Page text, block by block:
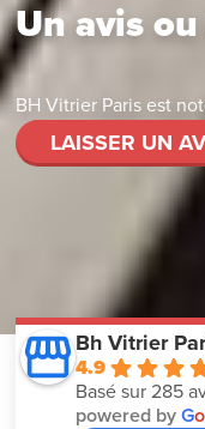
Un avis
BH Vitrier Paris est
LAISSER UN
Bh Vitrier
4.9
Basé sur 285
powered byGo